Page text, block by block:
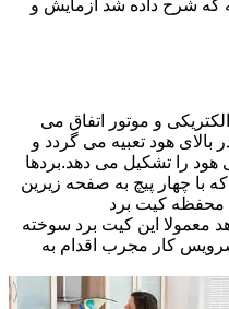
که شرح داده شد آزمایش و
و موتور اتفاق می
بالای هود تعبیه می گردد و
را تشکیل می دهد.بردها
با چهار پیچ به صفحه زیرین
محفظه کیت برد
معمولا این کیت برد سوخته
کار مجرب اقدام به